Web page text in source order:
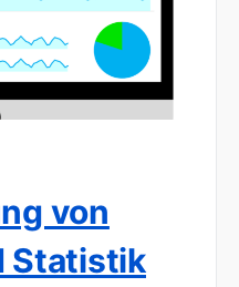
von
Statistik